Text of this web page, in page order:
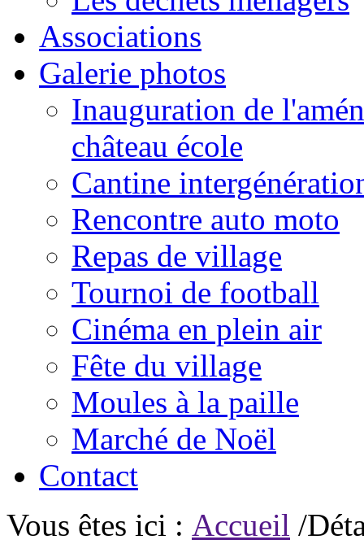
Associations
Galerie photos
Inauguration de
château école
Cantine
Rencontre auto moto
Repas de village
Tournoi de football
Cinéma en plein air
Fête du village
Moules à la paille
Marché de Noël
Contact
Vous êtes ici : Accueil /